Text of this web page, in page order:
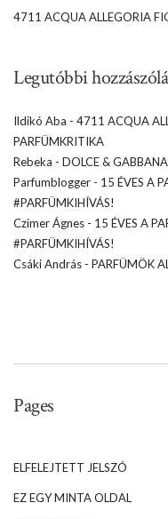
4711 ACQUA ALLEGORIA
Legutóbbi
Ildikó Aba - 4711 ACQUA
PARFÜMKRITIKA
Rebeka - DOLCE &
Parfumblogger - 15 ÉVES A
#PARFÜMKIHÍVÁS!
Czimer Ágnes - 15 ÉVES A
#PARFÜMKIHÍVÁS!
Csáki András - PARFÜMÖK
Pages
ELFELEJTETT JELSZÓ
EZ EGY MINTA OLDAL